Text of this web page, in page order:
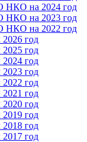
НКО на 2024 год
НКО на 2023 год
НКО на 2022 год
год
год
год
год
год
год
год
год
год
год